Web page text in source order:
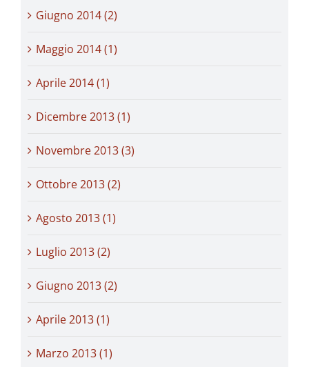
Giugno 2014 (2)
Maggio 2014 (1)
Aprile 2014 (1)
Dicembre 2013 (1)
Novembre 2013 (3)
Ottobre 2013 (2)
Agosto 2013 (1)
Luglio 2013 (2)
Giugno 2013 (2)
Aprile 2013 (1)
Marzo 2013 (1)